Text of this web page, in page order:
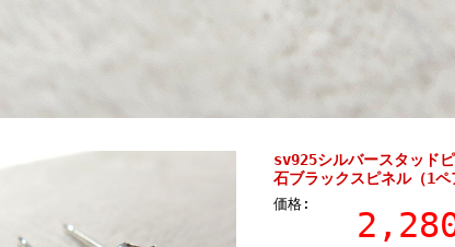
sv925シルバースタッド
石ブラックスピネル（1ペ
価格: